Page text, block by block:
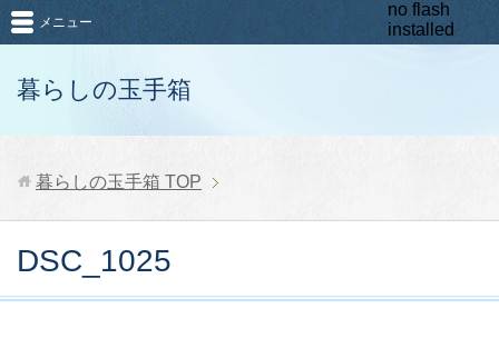
暮らしの玉手箱
メニュー
暮らしの玉手箱 TOP
DSC_1025
no flash
installed